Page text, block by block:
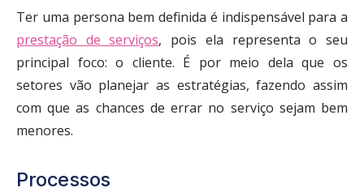
Ter uma persona bem definida é indispensável para a
prestação de serviços, pois ela representa o seu
principal foco: o cliente. É por meio dela que os
setores vão planejar as estratégias, fazendo assim
com que as chances de errar no serviço sejam bem
menores.
Processos